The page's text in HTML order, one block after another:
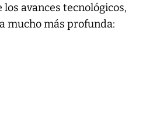
avances tecnológicos,
mucho más profunda: